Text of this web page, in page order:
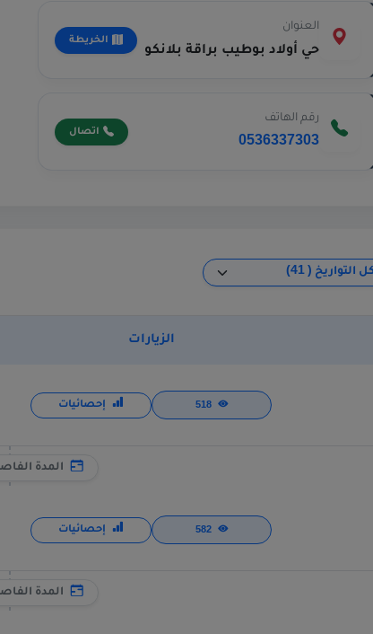
العنوان
حي أولاد بوطيب براقة بلانكو
الخريطة
رقم الهاتف
0536337303
اتصال
الزيارات
518 إحصائيات
المدة
582 إحصائيات
المدة